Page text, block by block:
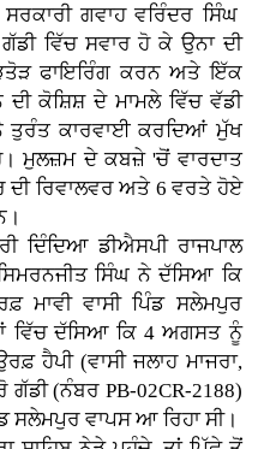
ਗਵਾਹ ਵਰਿੰਦਰ ਸਿੰਘ
ਵਿੱਚ ਸਵਾਰ ਹੋ ਕੇ ਉਨਾ ਦੀ
ਫਾਇਰਿੰਗ ਕਰਨ ਅਤੇ ਇੱਕ
ਕੋਸ਼ਿਸ਼ ਦੇ ਮਾਮਲੇ ਵਿੱਚ ਵੱਡੀ
ਤੁਰੰਤ ਕਾਰਵਾਈ ਕਰਦਿਆਂ ਮੁੱਖ
ਮੁਲਜ਼ਮ ਦੇ ਕਬਜ਼ੇ 'ਚੋਂ ਵਾਰਦਾਤ
ਦੀ ਰਿਵਾਲਵਰ ਅਤੇ 6 ਵਰਤੇ ਹੋਏ
ਦਿੰਦਿਆ ਡੀਐਸਪੀ ਰਾਜਪਾਲ
ਸਿੰਘ ਨੇ ਦੱਸਿਆ ਕਿ
ਮਾਵੀ ਵਾਸੀ ਪਿੰਡ ਸਲੇਮਪੁਰ
ਵਿੱਚ ਦੱਸਿਆ ਕਿ 4 ਅਗਸਤ ਨੂੰ
ਹੈਪੀ (ਵਾਸੀ ਜਲਾਹ ਮਾਜਰਾ,
ਗੱਡੀ (ਨੰਬਰ PB-02CR-2188)
ਸਲੇਮਪੁਰ ਵਾਪਸ ਆ ਰਿਹਾ ਸੀ।